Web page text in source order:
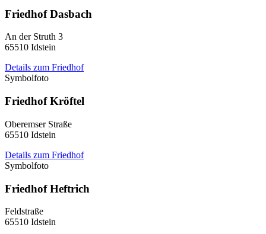
Friedhof Dasbach
An der Struth 3
65510 Idstein
Details zum Friedhof
Symbolfoto
Friedhof Kröftel
Oberemser Straße
65510 Idstein
Details zum Friedhof
Symbolfoto
Friedhof Heftrich
Feldstraße
65510 Idstein